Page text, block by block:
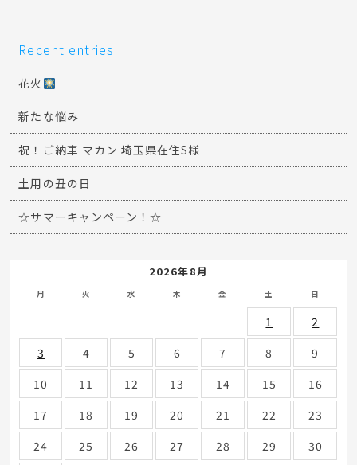
Recent entries
花火
新たな悩み
祝！ご納車 マカン 埼玉県在住S様
土用の丑の日
☆サマーキャンペーン！☆
2026年8月
月 火 水 木 金 土 日
1
2
3
4 5 6 7 8
9
10
11 12 13 14 15
16
17
18 19 20 21 22
23
24
25 26 27 28 29
30